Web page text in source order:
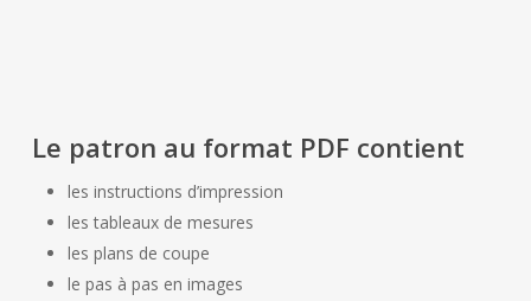
Le patron au format PDF contient
les instructions d’impression
les tableaux de mesures
les plans de coupe
le pas à pas en images